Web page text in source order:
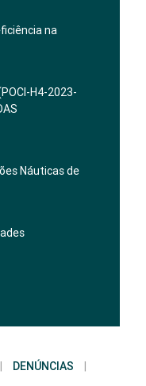
na
H4-2023-
Náuticas de
| DENÚNCIAS
|